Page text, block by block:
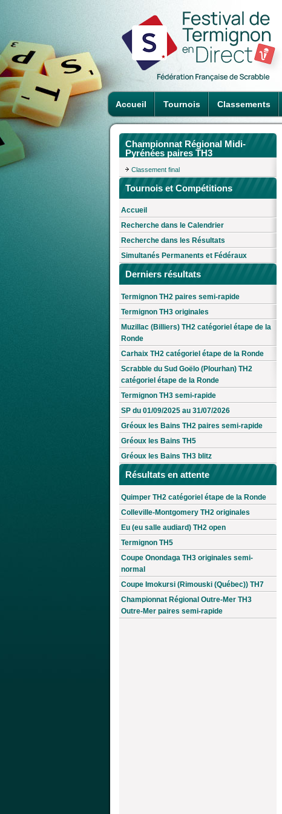
Accueil Tournois Classements
Championnat Régional Midi-
Pyrénées paires TH3
Classement final
Tournois et Compétitions
Accueil
Recherche dans le Calendrier
Recherche dans les Résultats
Simultanés Permanents et Fédéraux
Derniers résultats
Termignon TH2 paires semi-rapide
Termignon TH3 originales
Muzillac (Billiers) TH2 catégoriel étape de la
Ronde
Carhaix TH2 catégoriel étape de la Ronde
Scrabble du Sud Goëlo (Plourhan) TH2
catégoriel étape de la Ronde
Termignon TH3 semi-rapide
SP du 01/09/2025 au 31/07/2026
Gréoux les Bains TH2 paires semi-rapide
Gréoux les Bains TH5
Gréoux les Bains TH3 blitz
Résultats en attente
Quimper TH2 catégoriel étape de la Ronde
Colleville-Montgomery TH2 originales
Eu (eu salle audiard) TH2 open
Termignon TH5
Coupe Onondaga TH3 originales semi-
normal
Coupe Imokursi (Rimouski (Québec)) TH7
Championnat Régional Outre-Mer TH3
Outre-Mer paires semi-rapide